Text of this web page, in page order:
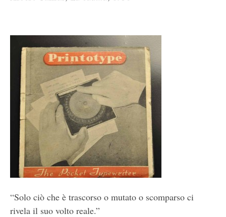
“Solo ciò che è trascorso o mutato o scomparso ci
rivela il suo volto reale.”